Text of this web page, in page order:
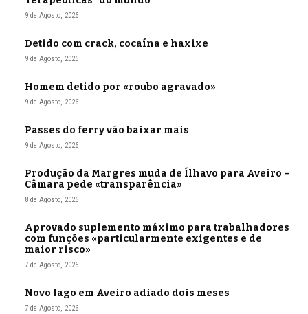
9 de Agosto, 2026
Detido com crack, cocaína e haxixe
9 de Agosto, 2026
Homem detido por «roubo agravado»
9 de Agosto, 2026
Passes do ferry vão baixar mais
9 de Agosto, 2026
Produção da Margres muda de Ílhavo para Aveiro –
Câmara pede «transparência»
8 de Agosto, 2026
Aprovado suplemento máximo para trabalhadores
com funções «particularmente exigentes e de
maior risco»
7 de Agosto, 2026
Novo lago em Aveiro adiado dois meses
7 de Agosto, 2026